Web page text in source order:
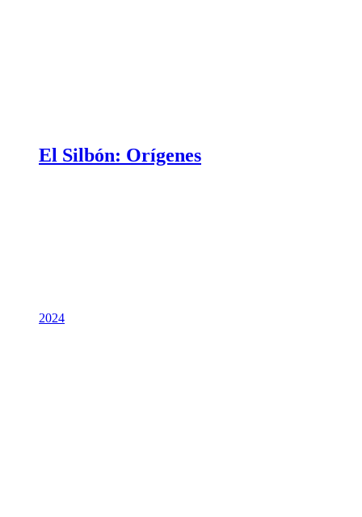
El Silbón: Orígenes
2024